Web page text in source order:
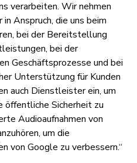
verarbeiten. Wir nehmen
Anspruch, die uns beim
bei der Bereitstellung
bei der
Geschäftsprozesse und bei
Unterstützung für Kunden
auch Dienstleister ein, um
öffentliche Sicherheit zu
Audioaufnahmen von
um die
von Google zu verbessern.“